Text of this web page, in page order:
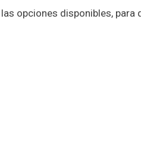
opciones disponibles, para